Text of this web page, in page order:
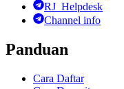
RJ_Helpdesk
Channel info
Panduan
Cara Daftar